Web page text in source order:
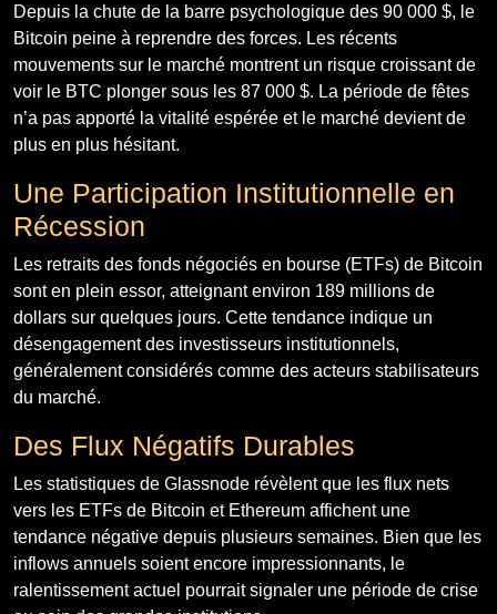
Depuis la chute de la barre psychologique des 90 000 $, le
Bitcoin peine à reprendre des forces. Les récents
mouvements sur le marché montrent un risque croissant de
voir le BTC plonger sous les 87 000 $. La période de fêtes
n’a pas apporté la vitalité espérée et le marché devient de
plus en plus hésitant.
Une Participation Institutionnelle en
Récession
Les retraits des fonds négociés en bourse (ETFs) de Bitcoin
sont en plein essor, atteignant environ 189 millions de
dollars sur quelques jours. Cette tendance indique un
désengagement des investisseurs institutionnels,
généralement considérés comme des acteurs stabilisateurs
du marché.
Des Flux Négatifs Durables
Les statistiques de Glassnode révèlent que les flux nets
vers les ETFs de Bitcoin et Ethereum affichent une
tendance négative depuis plusieurs semaines. Bien que les
inflows annuels soient encore impressionnants, le
ralentissement actuel pourrait signaler une période de crise